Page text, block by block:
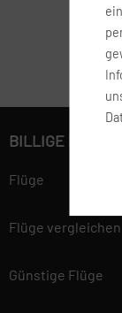
BILLIGE FLÜGE
Flüge
Flüge vergleichen
Günstige Flüge